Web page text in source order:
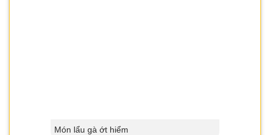
Món lẩu gà ớt hiểm